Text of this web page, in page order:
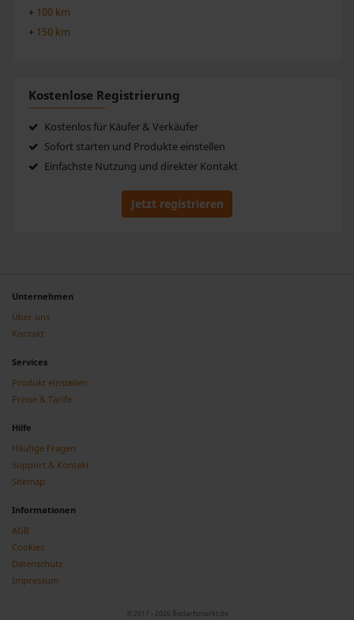
+ 100 km
+ 150 km
Kostenlose Registrierung
Kostenlos für Käufer & Verkäufer
Sofort starten und Produkte einstellen
Einfachste Nutzung und direkter Kontakt
Jetzt registrieren
Unternehmen
Über uns
Kontakt
Services
Produkt einstellen
Preise & Tarife
Hilfe
Häufige Fragen
Support & Kontakt
Sitemap
Informationen
AGB
Cookies
Datenschutz
Impressum
© 2017 - 2026 Bedarfsmarkt.de